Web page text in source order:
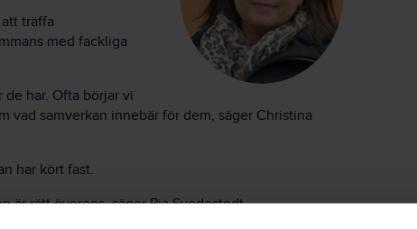
träffa
med fackliga
har. Ofta börjar vi
vad samverkan innebär för dem, säger Christina
har kört fast.
är rätt överens, säger Pia Svedestedt.